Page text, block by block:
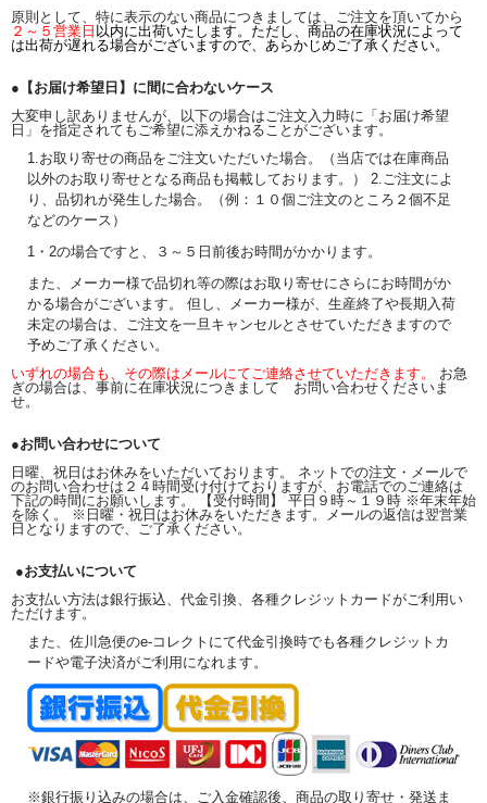
原則として、特に表示のない商品につきましては、ご注文を頂いてから
２～５営業日 以内に出荷いたします。ただし、商品の在庫状況によって
は出荷が遅れる場合がございますので、あらかじめご了承ください。
●【お届け希望日】に間に合わないケース
大変申し訳ありませんが、以下の場合はご注文入力時に「お届け希望
日」を指定されてもご希望に添えかねることがございます。
1.お取り寄せの商品をご注文いただいた場合。（当店では在庫商品
以外のお取り寄せとなる商品も掲載しております。） 2.ご注文によ
り、品切れが発生した場合。（例：１０個ご注文のところ２個不足
などのケース）
1・2の場合ですと、３～５日前後お時間がかかります。
また、メーカー様で品切れ等の際はお取り寄せにさらにお時間がか
かる場合がございます。 但し、メーカー様が、生産終了や長期入荷
未定の場合は、ご注文を一旦キャンセルとさせていただきますので
予めご了承ください。
いずれの場合も、その際はメールにてご連絡させていただきます。 お急
ぎの場合は、事前に在庫状況につきまして お問い合わせくださいま
せ。
●お問い合わせについて
日曜、祝日はお休みをいただいております。 ネットでの注文・メールで
のお問い合わせは２４時間受け付けておりますが、お電話でのご連絡は
下記の時間にお願いします。 【受付時間】 平日９時～１９時 ※年末年始
を除く。 ※日曜・祝日はお休みをいただきます。メールの返信は翌営業
日となりますので、ご了承ください。
●お支払いについて
お支払い方法は銀行振込、代金引換、各種クレジットカードがご利用い
ただけます。
また、佐川急便のe-コレクトにて代金引換時でも各種クレジットカ
ードや電子決済がご利用になれます。
※銀行振り込みの場合は、ご入金確認後、商品の取り寄せ・発送ま